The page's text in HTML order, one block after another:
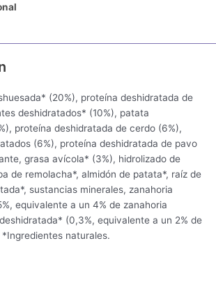
(20%), proteína deshidratada de
deshidratados* (10%), patata
proteína deshidratada de cerdo (6%),
(6%), proteína deshidratada de pavo
grasa avícola* (3%), hidrolizado de
de remolacha*, almidón de patata*, raíz de
sustancias minerales, zanahoria
equivalente a un 4% de zanahoria
(0,3%, equivalente a un 2% de
naturales.